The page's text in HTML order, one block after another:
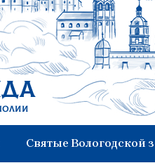
Святые Вологодской